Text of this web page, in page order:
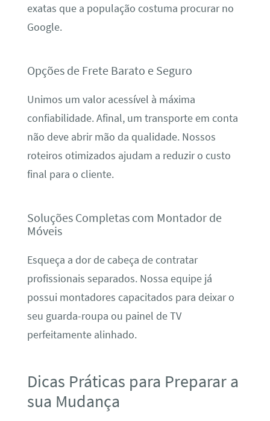
exatas que a população costuma procurar no
Google.
Opções de Frete Barato e Seguro
Unimos um valor acessível à máxima
confiabilidade. Afinal, um transporte em conta
não deve abrir mão da qualidade. Nossos
roteiros otimizados ajudam a reduzir o custo
final para o cliente.
Soluções Completas com Montador de
Móveis
Esqueça a dor de cabeça de contratar
profissionais separados. Nossa equipe já
possui montadores capacitados para deixar o
seu guarda-roupa ou painel de TV
perfeitamente alinhado.
Dicas Práticas para Preparar a
sua Mudança